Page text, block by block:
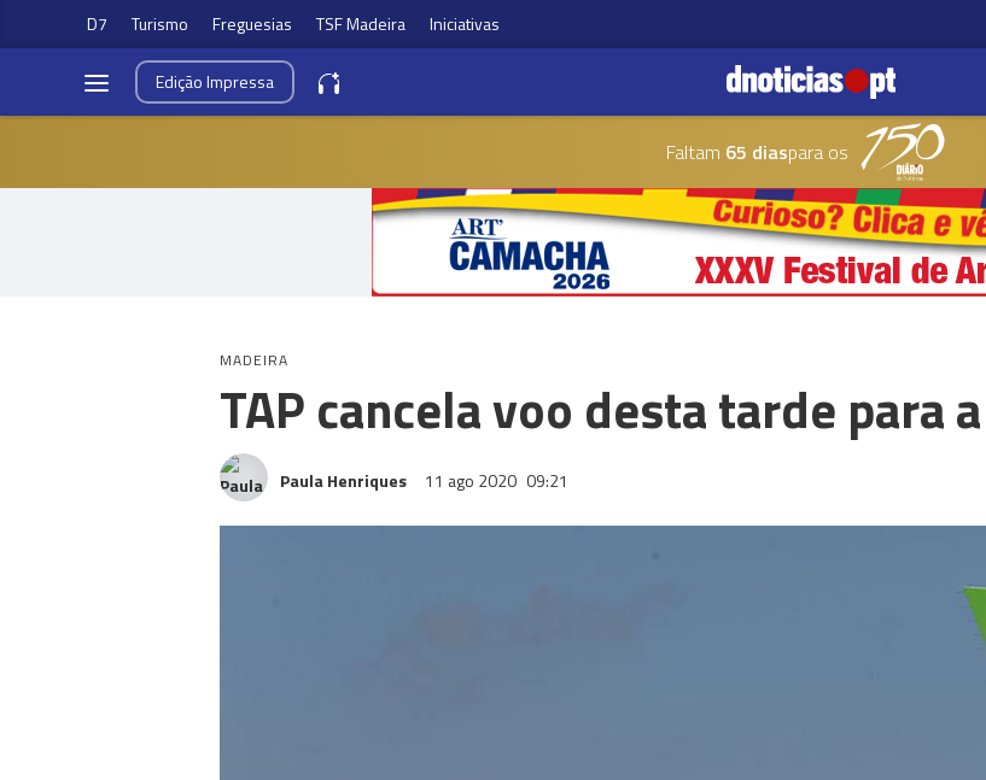
D7 Turismo Freguesias TSF Madeira Iniciativas
EdiçãoImpressa
Faltam 65 diaspara os
MADEIRA
TAP cancela voo desta tarde para
Paula Henriques 11 ago 2020 09:21